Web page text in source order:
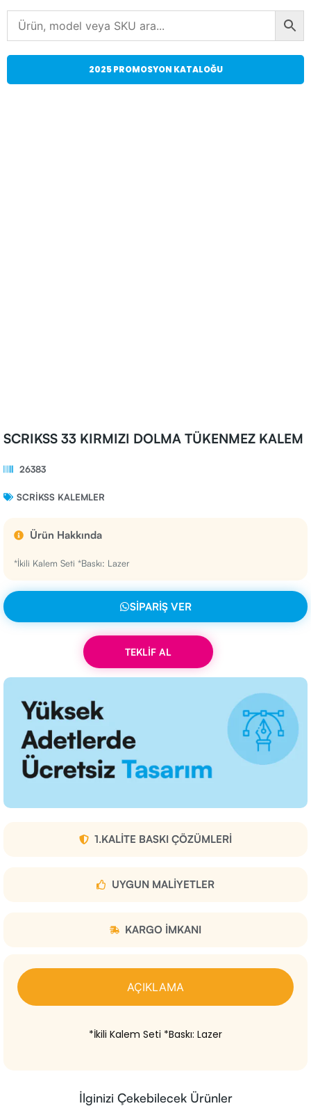
2025 PROMOSYON KATALOĞU
SCRIKSS 33 KIRMIZI DOLMA TÜKENMEZ KALEM
26383
SCRIKSS KALEMLER
Ürün Hakkında
*İkili Kalem Seti *Baskı: Lazer
SIPARIŞ VER
TEKLİF AL
1.KALITE BASKI ÇÖZÜMLERI
UYGUN MALIYETLER
KARGO IMKANI
AÇIKLAMA
*İkili Kalem Seti *Baskı: Lazer
İlginizi Çekebilecek Ürünler